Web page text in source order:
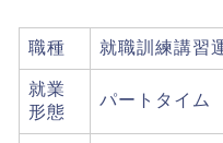
職種 就職訓練講習
就業
形態
パートタイム